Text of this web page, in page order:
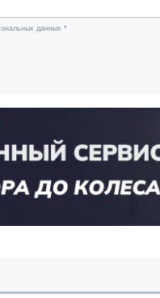
данных *